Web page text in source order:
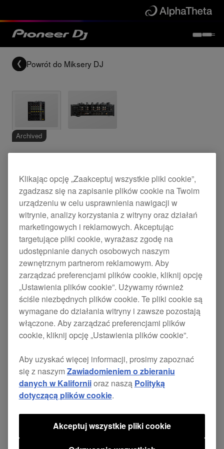
Powrót do Miksery DJ
Archived
DJM-700
Delivering breathtaking scope for creativity,
consummate clarity and a world first in terms of its
Effect Frequency Filter, the DJM-700 is
dramatically different.
The 4-channel mixer inherits the sound quality of
theDJM-800andDJM-1000, it also includes
some key features including
MIDI connectivity
49 assignables, cutting edgedigital effects and
afilter on pre-outso you can filter the effects.
Boasting 32-bit DSP [Digital Signal Processing] ,
13 beat effectsandenhanced roll samplerin
what is an extremely familiar format for DJs, this
new kit on the block is definitely in a class of its
Klikając opcję „Zaakceptuj wszystkie pliki cookie”,
zgadzasz się na zapisanie plików cookie na Twoim
urządzeniu w celu usprawnienia nawigacji w
witrynie, analizy korzystania z witryny oraz działań
marketingowych i reklamowych. Akceptując
targetujące pliki cookie, wyrażasz zgodę na
udostępnianie danych osobowych naszym
zewnętrznym partnerom reklamowym. Aby
zarządzać preferencjami plików cookie, kliknij opcję
„Ustawienia plików cookie”. Używamy również
ściśle niezbędnych plików cookie. Te pliki cookie są
wymagane do działania witryny i zawsze pozostają
włączone. Aby zarządzać preferencjami plików
cookie, kliknij opcję „Ustawienia plików cookie”.
Aby uzyskać więcej informacji, prosimy zapoznać
się z naszym Zawiadomieniem o zbieraniu
danych w Kaliforniioraz naszą Polityką
dotyczącą plików cookie.
Akceptuj wszystkie pliki cookie